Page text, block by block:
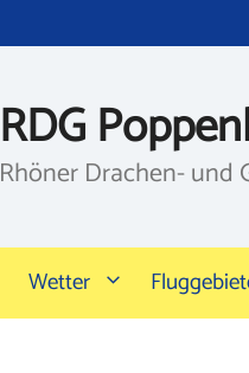
RDG
Rhöner Drachen- und
Wetter